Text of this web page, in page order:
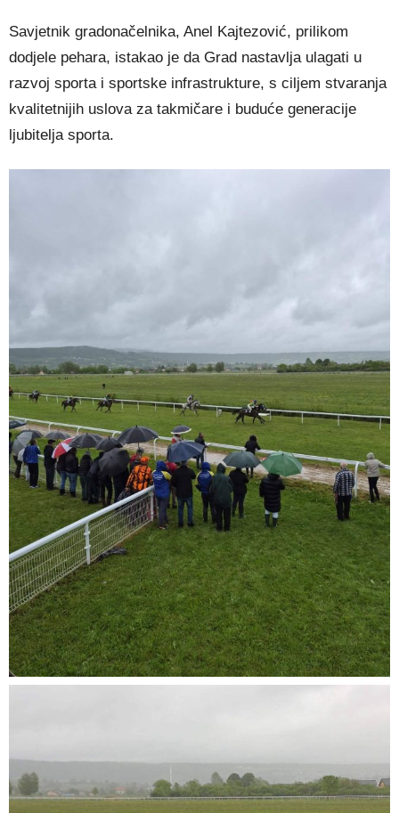
Savjetnik gradonačelnika, Anel Kajtezović, prilikom
dodjele pehara, istakao je da Grad nastavlja ulagati u
razvoj sporta i sportske infrastrukture, s ciljem stvaranja
kvalitetnijih uslova za takmičare i buduće generacije
ljubitelja sporta.